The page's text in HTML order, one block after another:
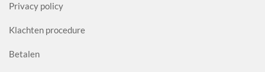
Privacy policy
Klachten procedure
Betalen